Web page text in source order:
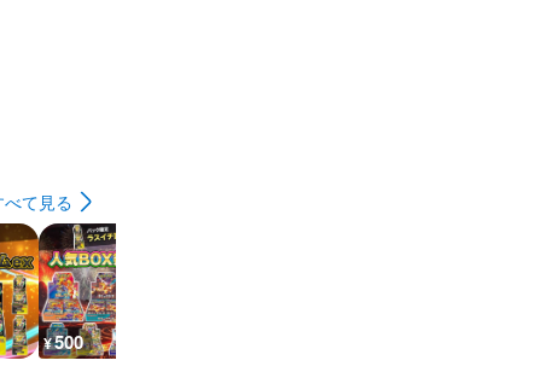
べて見る
¥500